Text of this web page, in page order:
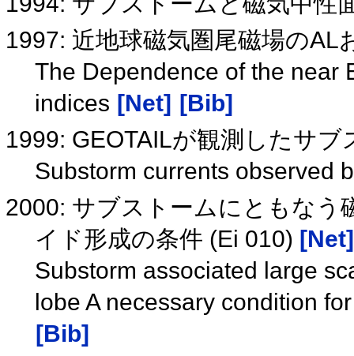
1997: 近地球磁気圏尾磁場のAL
The Dependence of the near
indices [Net]
[Bib]
1999: GEOTAILが観測したサ
Substorm currents observed
2000: サブストームにともなう
イド形成の条件 (Ei 010) [Net]
Substorm associated large
lobe A necessary condition
[Bib]